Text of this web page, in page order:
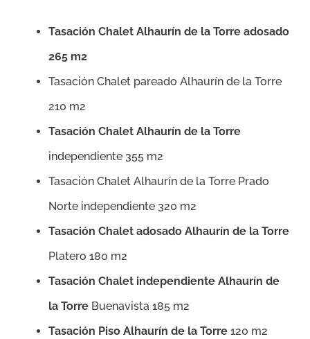
Tasación Chalet Alhaurín de la Torre adosado
265 m2
Tasación Chalet pareado Alhaurín de la Torre
210 m2
Tasación Chalet Alhaurín de la Torre
independiente 355 m2
Tasación Chalet Alhaurín de la Torre Prado
Norte independiente 320 m2
Tasación Chalet adosado Alhaurín de la Torre
Platero 180 m2
Tasación Chalet independiente Alhaurín de
la Torre Buenavista 185 m2
Tasación Piso Alhaurín de la Torre 120 m2